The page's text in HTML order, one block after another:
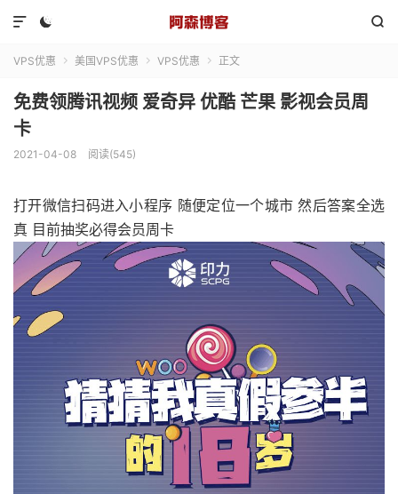
 

VPS优惠  美国VPS优惠  VPS优惠  正文
免费领腾讯视频 爱奇异 优酷 芒果 影视会员周
卡
2021-04-08 阅读(545)
打开微信扫码进入小程序 随便定位一个城市 然后答案全选
真 目前抽奖必得会员周卡